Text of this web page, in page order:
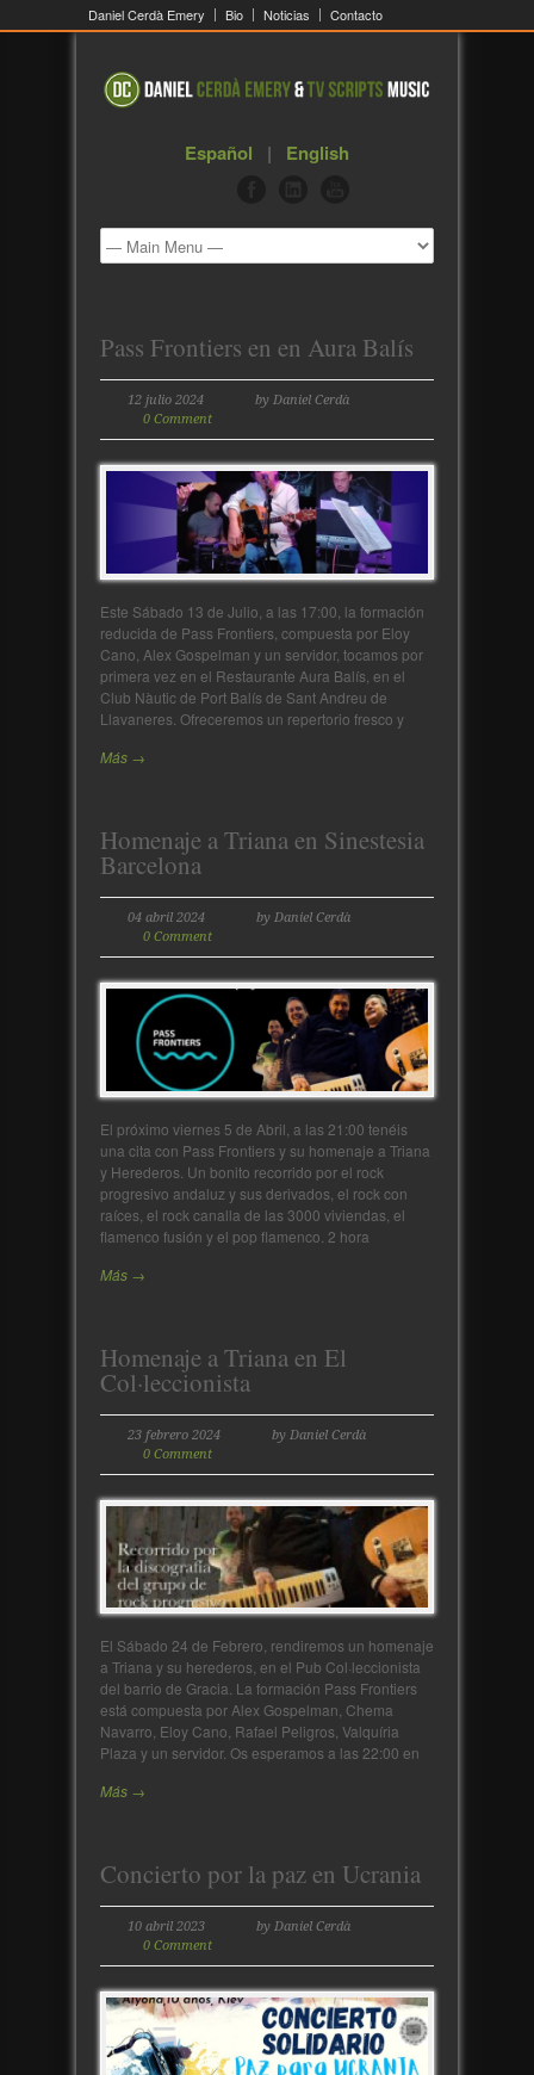
Daniel Cerdà Emery Bio Noticias Contacto
Español | English
Pass Frontiers en en Aura Balís
12 julio 2024
by Daniel Cerdà
0 Comment
Este Sábado 13 de Julio, a las 17:00, la formación
reducida de Pass Frontiers, compuesta por Eloy
Cano, Alex Gospelman y un servidor, tocamos por
primera vez en el Restaurante Aura Balís, en el
Club Nàutic de Port Balís de Sant Andreu de
Llavaneres. Ofreceremos un repertorio fresco y
Más →
Homenaje a Triana en Sinestesia
Barcelona
04 abril 2024
by Daniel Cerdà
0 Comment
El próximo viernes 5 de Abril, a las 21:00 tenéis
una cita con Pass Frontiers y su homenaje a Triana
y Herederos. Un bonito recorrido por el rock
progresivo andaluz y sus derivados, el rock con
raíces, el rock canalla de las 3000 viviendas, el
flamenco fusión y el pop flamenco. 2 hora
Más →
Homenaje a Triana en El
Col·leccionista
23 febrero 2024
by Daniel Cerdà
0 Comment
El Sábado 24 de Febrero, rendiremos un homenaje
a Triana y su herederos, en el Pub Col·leccionista
del barrio de Gracia. La formación Pass Frontiers
está compuesta por Alex Gospelman, Chema
Navarro, Eloy Cano, Rafael Peligros, Valquíria
Plaza y un servidor. Os esperamos a las 22:00 en
Más →
Concierto por la paz en Ucrania
10 abril 2023
by Daniel Cerdà
0 Comment